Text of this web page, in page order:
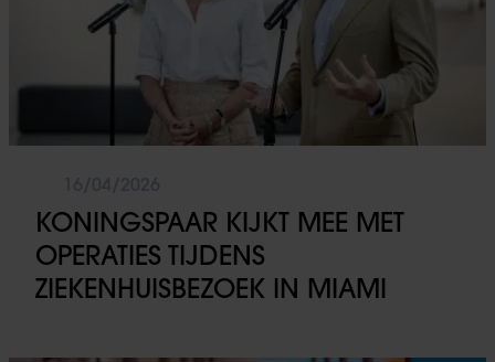
KONINGSPAAR KIJKT MEE MET
OPERATIES TIJDENS
ZIEKENHUISBEZOEK IN MIAMI